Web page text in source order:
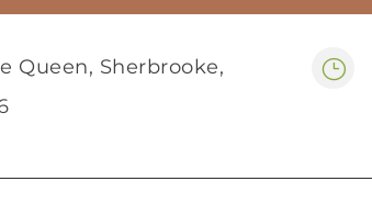
Queen, Sherbrooke,
}